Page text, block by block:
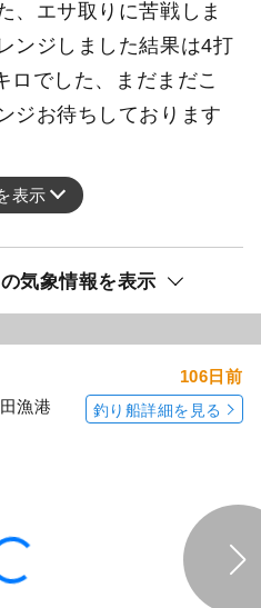
cm
匹
、今日はイシナギ仕立
、エサ取りに苦戦しま
ンジしました️結果は4打
ロでした、まだまだこ
ジお待ちしております
表示
釣り船詳細を見る